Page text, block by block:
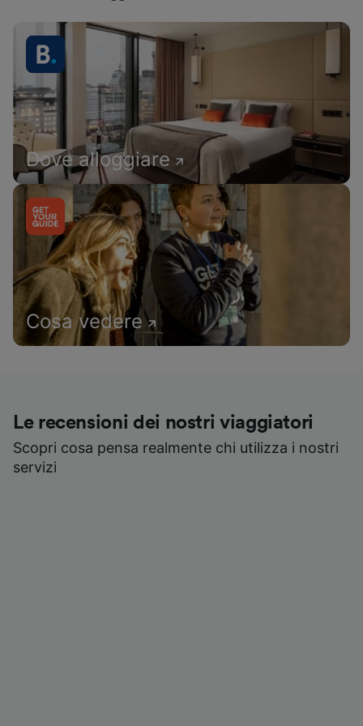
Dove alloggiare
Cosa vedere
Le recensioni dei nostri viaggiatori
Scopri cosa pensa realmente chi utilizza i nostri
servizi